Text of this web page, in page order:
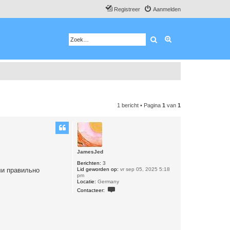
Aanmelden
Registreer
Zoek
1 bericht • Pagina 1 van 1
JamesJed
Berichten: 3
Lid geworden op: vr sep 05, 2025 5:18
pm
Locatie: Germany
Contacteer:
правильно